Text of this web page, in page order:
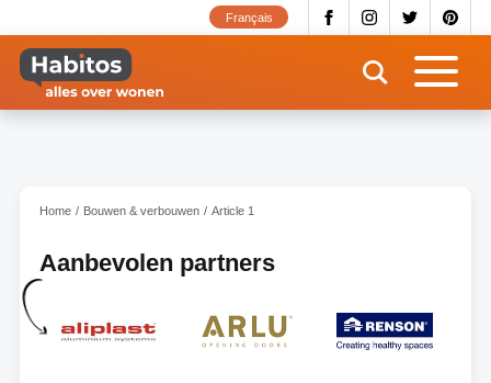
naar
inhoud
gaan
Français
Home Bouwen & verbouwen Article 1
Aanbevolen partners